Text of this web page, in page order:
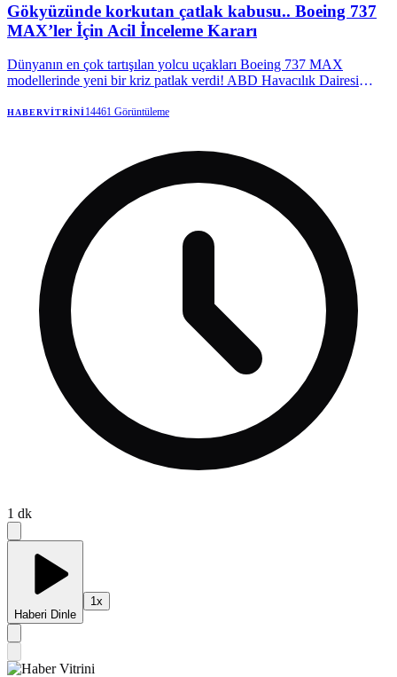
Gökyüzünde korkutan çatlak kabusu.. Boeing 737
MAX’ler İçin Acil İnceleme Kararı
Dünyanın en çok tartışılan yolcu uçakları Boeing 737 MAX
modellerinde yeni bir kriz patlak verdi! ABD Havacılık Dairesi
alarm verdi.
HABERVITRINI14461 Görüntüleme
1 dk
Haberi Dinle
1x